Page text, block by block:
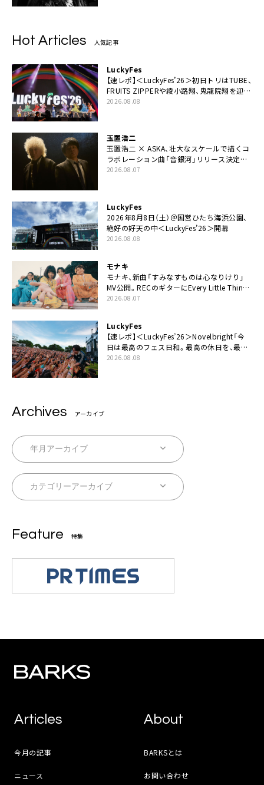
Hot Articles 人気記事
LuckyFes
【速レポ】＜LuckyFes’26＞初日トリはTUBE、
FRUITS ZIPPERや綾小路翔、鬼龍院翔を迎え
た豪華コラボも「知ってたらぜひ一緒に歌っ
2026.08.08
玉置浩二
玉置浩二 × ASKA、壮大なスケールで描くコ
ラボレーション曲「音銀河」リリース決定。
カップリングには新曲「命の宿り」収録も
2026.08.07
LuckyFes
2026年8月8日（土）＠国営ひたち海浜公園、
絶好の好天の中＜LuckyFes’26＞開幕
2026.08.08
モナキ
モナキ、新曲「すみなすものは心なりけり」
MV公開。RECのギターにEvery Little Thing・
伊藤一朗参加も
2026.08.07
LuckyFes
【速レポ】＜LuckyFes’26＞Novelbright「今
日は最高のフェス日和。最高の休日を、最高
の夏休みを作っていきたい」
2026.08.08
Archives アーカイブ
Feature 特集
Articles
今月の記事
ニュース
About
BARKSとは
お問い合わせ